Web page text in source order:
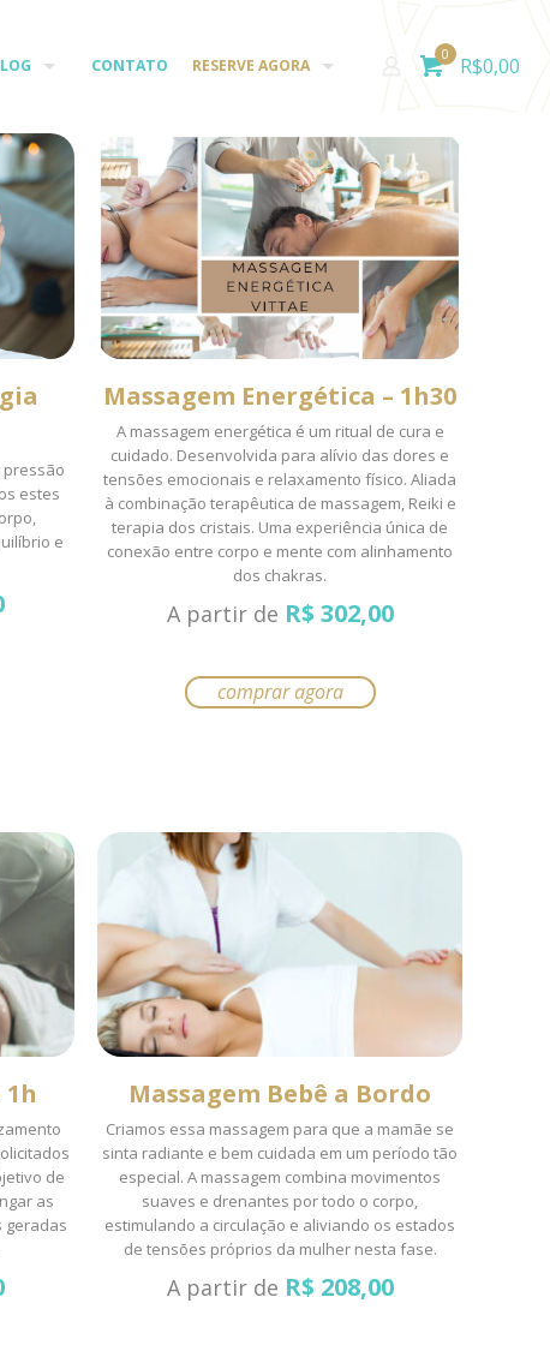
CONTATO RESERVE AGORA
0 R$0,00
pressão
estes
e
Massagem Energética – 1h30
A massagem energética é um ritual de cura e
cuidado. Desenvolvida para alívio das dores e
tensões emocionais e relaxamento físico. Aliada
à combinação terapêutica de massagem, Reiki e
terapia dos cristais. Uma experiência única de
conexão entre corpo e mente com alinhamento
dos chakras.
A partir de R$ 302,00
comprar agora
de
as
geradas
Massagem Bebê a Bordo
Criamos essa massagem para que a mamãe se
sinta radiante e bem cuidada em um período tão
especial. A massagem combina movimentos
suaves e drenantes por todo o corpo,
estimulando a circulação e aliviando os estados
de tensões próprios da mulher nesta fase.
A partir de R$ 208,00